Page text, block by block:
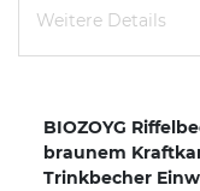
Weitere Details
BIOZOYG
braunem
Trinkbecher